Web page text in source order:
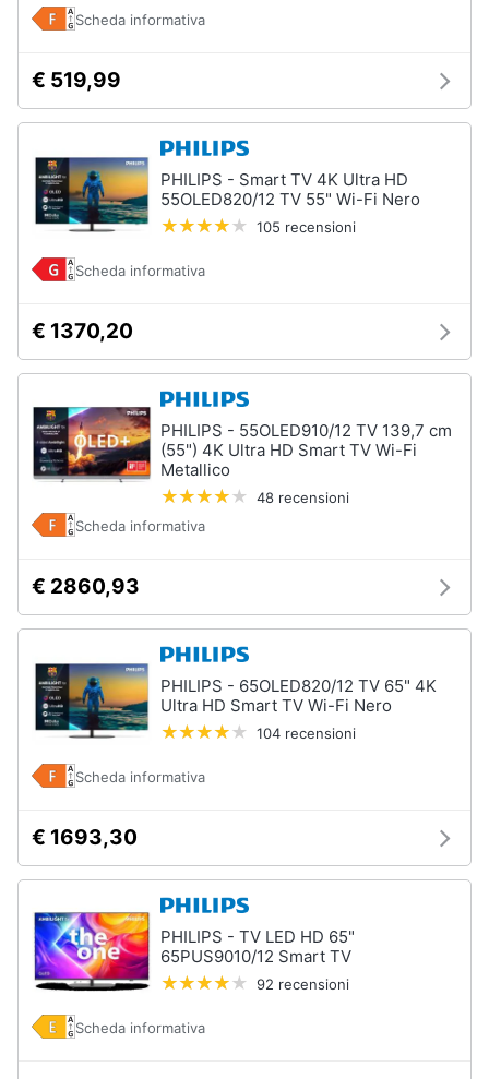
e
Beauty
Giocattoli
Prima
infanzia
Casalinghi
Abbigliamento
Sport
Animali
Motori
cd
dvd
Festività
ricorrenze
Promozioni
Servizi
Assistenza
clienti
Scheda informativa
€ 519,99
PHILIPS - Smart TV 4K Ultra HD
55OLED820/12 TV 55" Wi-Fi Nero
105 recensioni
Scheda informativa
€ 1370,20
PHILIPS - 55OLED910/12 TV 139,7 cm
(55") 4K Ultra HD Smart TV Wi-Fi
Metallico
48 recensioni
Scheda informativa
€ 2860,93
PHILIPS - 65OLED820/12 TV 65" 4K
Ultra HD Smart TV Wi-Fi Nero
104 recensioni
Scheda informativa
€ 1693,30
PHILIPS - TV LED HD 65"
65PUS9010/12 Smart TV
92 recensioni
Scheda informativa